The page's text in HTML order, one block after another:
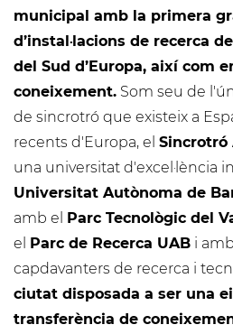
municipal amb la primera
d’instal·lacions de recerca
del Sud d’Europa, així com
coneixement. Som seu de
de sincrotró que existeix a
recents d'Europa, el Sincrotró
una universitat d'excel·lència
Universitat Autònoma de
amb el Parc Tecnològic del
el Parc de Recerca UAB i
capdavanters de recerca i
ciutat disposada a ser una
transferència de